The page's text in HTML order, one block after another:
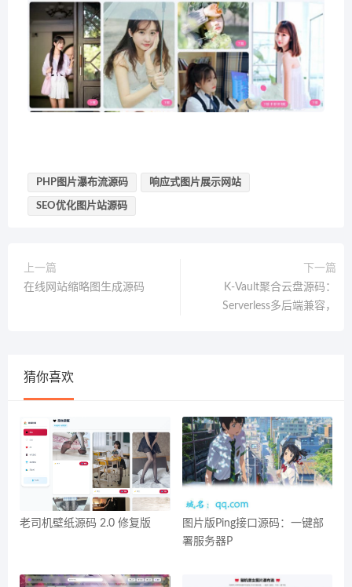
PHP图片瀑布流源码 响应式图片展示网站
SEO优化图片站源码
上一篇
在线网站缩略图生成源码
下一篇
K-Vault聚合云盘源码：
Serverless多后端兼容，
猜你喜欢
老司机壁纸源码 2.0 修复版
图片版Ping接口源码：一键部
署服务器P